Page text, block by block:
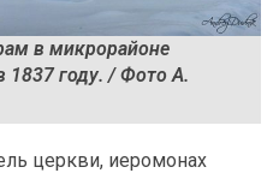
в микрорайоне
1837 году. / Фото А.
церкви, иеромонах